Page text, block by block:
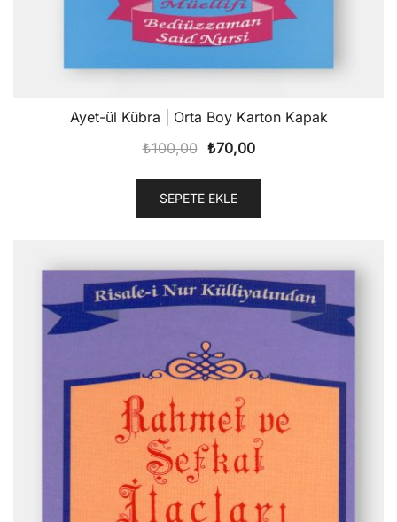
Ayet-ül Kübra | Orta Boy Karton Kapak
₺100,00 Orijinal
₺100,00.
₺70,00Şu
₺70,00.
SEPETE EKLE